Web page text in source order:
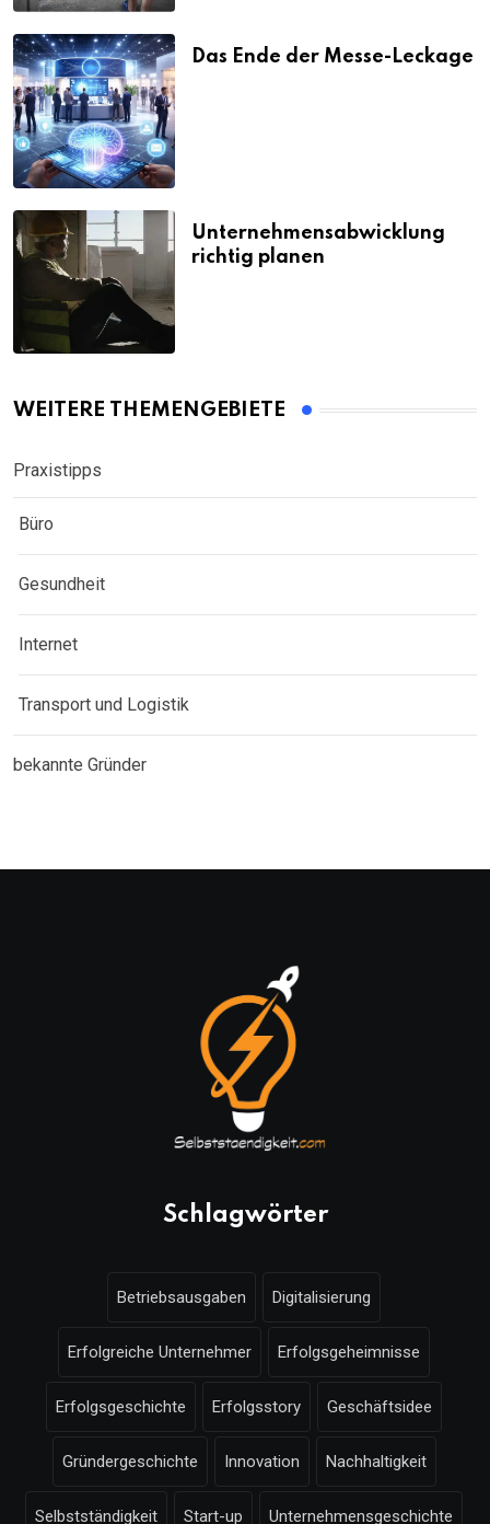
Das Ende der Messe-Leckage
Unternehmensabwicklung
richtig planen
WEITERE THEMENGEBIETE
Praxistipps
Büro
Gesundheit
Internet
Transport und Logistik
bekannte Gründer
Schlagwörter
Betriebsausgaben Digitalisierung
Erfolgreiche Unternehmer Erfolgsgeheimnisse
Erfolgsgeschichte Erfolgsstory Geschäftsidee
Gründergeschichte Innovation Nachhaltigkeit
Selbstständigkeit Start-up Unternehmensgeschichte